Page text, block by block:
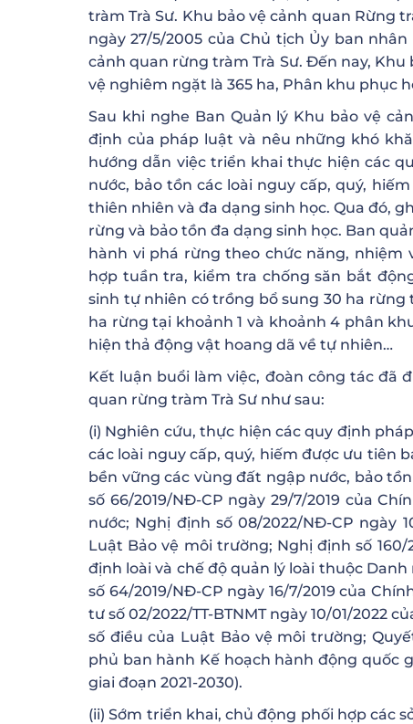
tràm Trà Sư. Khu bảo vệ cảnh quan Rừng
ngày 27/5/2005 của Chủ tịch Ủy ban
cảnh quan rừng tràm Trà Sư. Đến nay,
vệ nghiêm ngặt là 365 ha, Phân khu phục
Sau khi nghe Ban Quản lý Khu bảo vệ
định của pháp luật và nêu những khó
hướng dẫn việc triển khai thực hiện các
nước, bảo tồn các loài nguy cấp, quý,
thiên nhiên và đa dạng sinh học. Qua đó,
rừng và bảo tồn đa dạng sinh học. Ban
hành vi phá rừng theo chức năng, nhiệm
hợp tuần tra, kiểm tra chống săn bắt
sinh tự nhiên có trồng bổ sung 30 ha
ha rừng tại khoảnh 1 và khoảnh 4 phân
hiện thả động vật hoang dã về tự nhiên…
Kết luận buổi làm việc, đoàn công tác đã
quan rừng tràm Trà Sư như sau:
(i) Nghiên cứu, thực hiện các quy định
các loài nguy cấp, quý, hiếm được ưu tiên
bền vững các vùng đất ngập nước, bảo
số 66/2019/NĐ-CP ngày 29/7/2019 của
nước; Nghị định số 08/2022/NĐ-CP ngày
Luật Bảo vệ môi trường; Nghị định số 160/
định loài và chế độ quản lý loài thuộc
số 64/2019/NĐ-CP ngày 16/7/2019 của
tư số 02/2022/TT-BTNMT ngày 10/01/2022
số điều của Luật Bảo vệ môi trường;
phủ ban hành Kế hoạch hành động quốc
giai đoạn 2021-2030).
(ii) Sớm triển khai, chủ động phối hợp các